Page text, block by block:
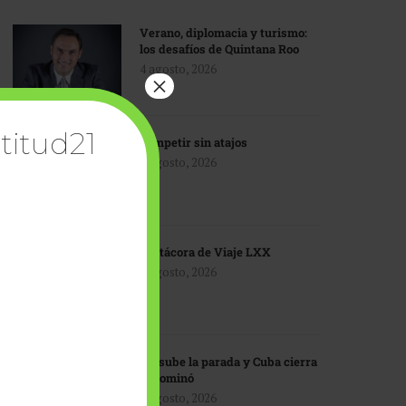
Verano, diplomacia y turismo:
los desafíos de Quintana Roo
4 agosto, 2026
Competir sin atajos
4 agosto, 2026
Bitácora de Viaje LXX
3 agosto, 2026
EU sube la parada y Cuba cierra
el dominó
3 agosto, 2026
×